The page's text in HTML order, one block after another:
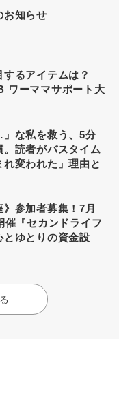
お知らせ
るアイテムは？
ワーママサポート大
」な私を救う、5分
。読者がバスタイム
変われた」理由と
》参加者募集！7月
催『セカンドライフ
とゆとりの資金設